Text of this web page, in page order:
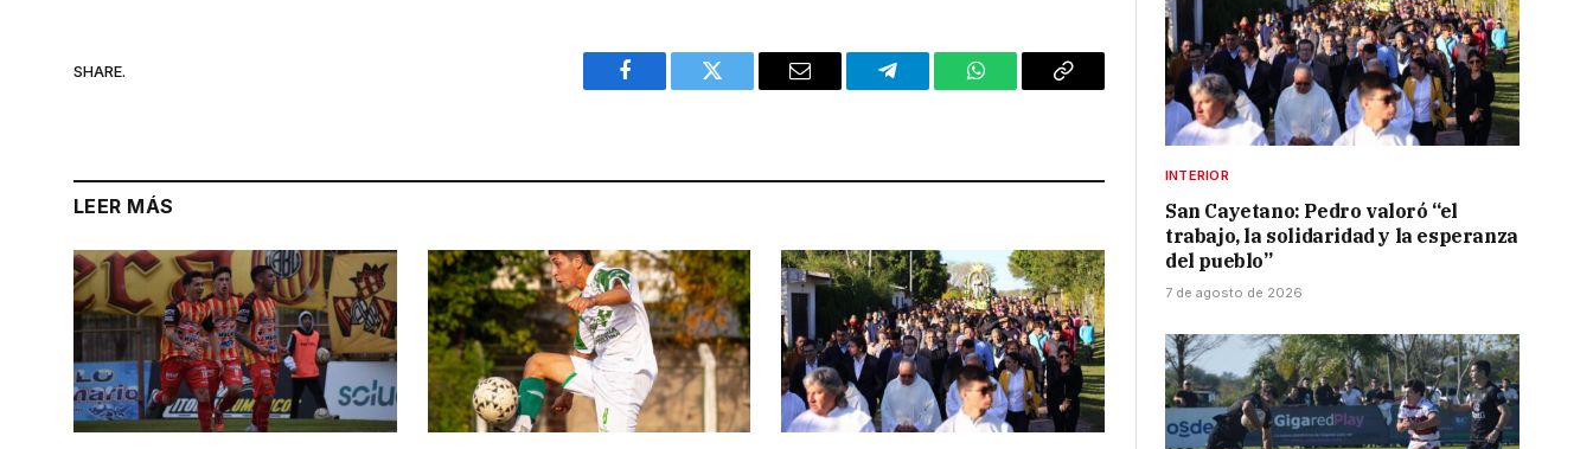
SHARE.
Facebook Twitter Email Telegram WhatsAppCopy
LEER MÁS
INTERIOR
San Cayetano: Pedro valoró “el
trabajo, la solidaridad y la esperanza
del pueblo”
7 de agosto de 2026